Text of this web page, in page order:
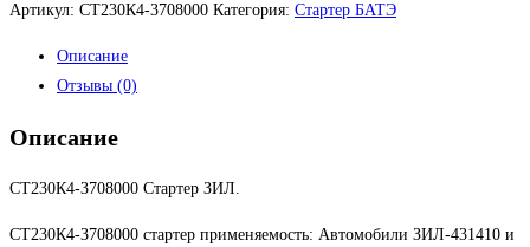
Артикул: СТ230К4-3708000 Категория: Стартер БАТЭ
Описание
Отзывы (0)
Описание
СТ230К4-3708000 Стартер ЗИЛ.
СТ230К4-3708000 стартер применяемость: Автомобили ЗИЛ-431410 и